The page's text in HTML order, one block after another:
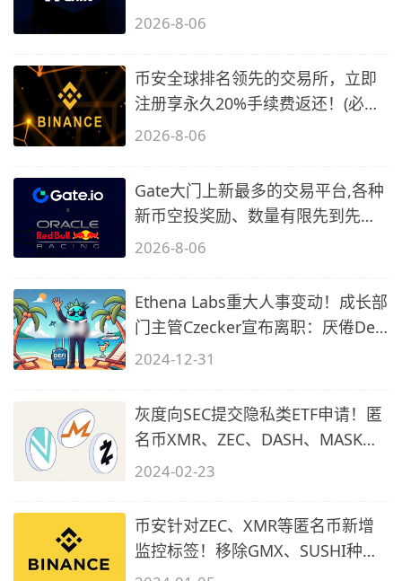
备1)
2026-8-06
币安全球排名领先的交易所，立即
注册享永久20%手续费返还！(必备
2)
2026-8-06
Gate大门上新最多的交易平台,各种
新币空投奖励、数量有限先到先
得…
2026-8-06
Ethena Labs重大人事变动！成长部
门主管Czecker宣布离职：厌倦DeFi
行业
2024-12-31
灰度向SEC提交隐私类ETF申请！匿
名币XMR、ZEC、DASH、MASK等
齐涨！
2024-02-23
币安针对ZEC、XMR等匿名币新增
监控标签！移除GMX、SUSHI种子
标签